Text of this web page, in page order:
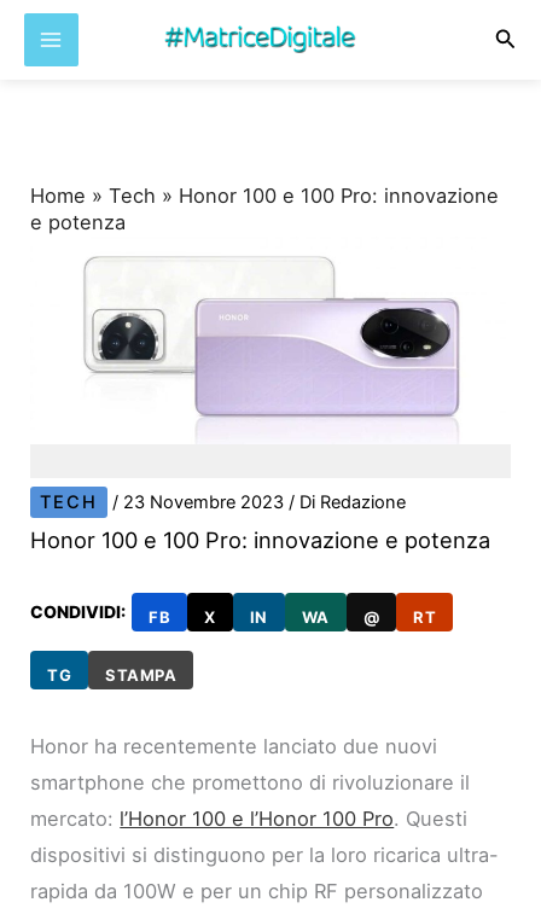
Home »Tech » Honor 100 e 100 Pro: innovazione
e potenza
TECH / 23 Novembre 2023/ Di Redazione
Honor 100 e 100 Pro: innovazione e potenza
CONDIVIDI: FB X IN WA @ RT
TG STAMPA
Honor ha recentemente lanciato due nuovi
smartphone che promettono di rivoluzionare il
mercato: l’Honor 100 e l’Honor 100 Pro. Questi
dispositivi si distinguono per la loro ricarica ultra-
rapida da 100W e per un chip RF personalizzato